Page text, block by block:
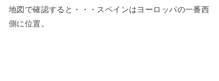
地図で確認すると・・・スペインはヨーロッパの一番西
側に位置。